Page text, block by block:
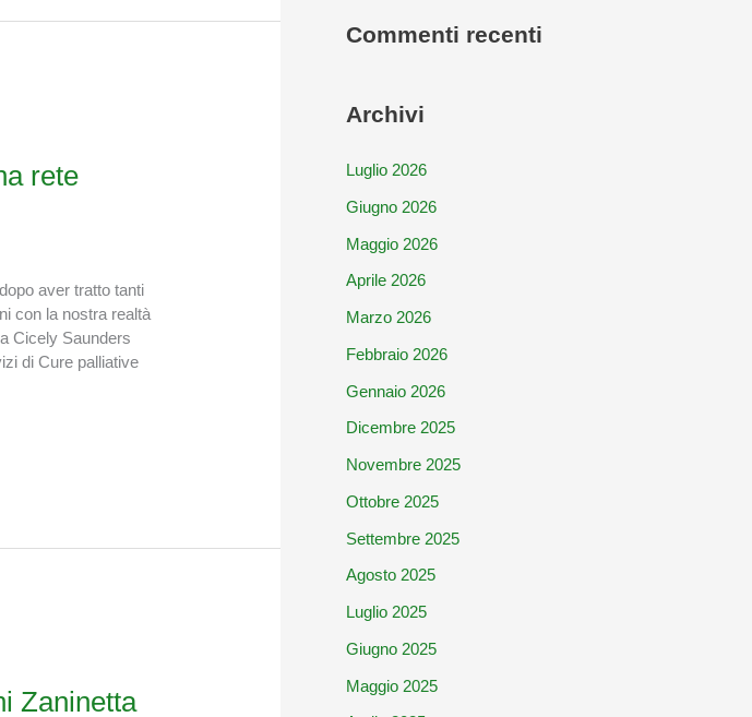
rete
aver tratto tanti
con la nostra realtà
Cicely Saunders
di Cure palliative
Zaninetta
Commenti recenti
Archivi
Luglio 2026
Giugno 2026
Maggio 2026
Aprile 2026
Marzo 2026
Febbraio 2026
Gennaio 2026
Dicembre 2025
Novembre 2025
Ottobre 2025
Settembre 2025
Agosto 2025
Luglio 2025
Giugno 2025
Maggio 2025